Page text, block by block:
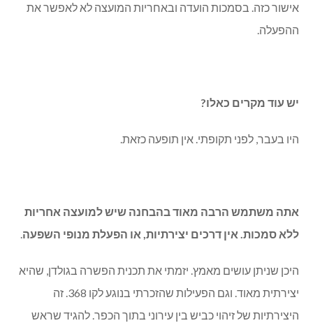
אישור כזה. בסמכות הועדה ובאחריות המועצה לא לאפשר את
ההפעלה.
יש עוד מקרים כאלו?
היו בעבר, לפני תקופתי. אין תופעה כזאת.
אתה משתמש הרבה מאוד בהבחנה שיש למועצה אחריות
ללא סמכות. אין דרכים יצירתיות, או הפעלת מנופי השפעה.
היכן שניתן עושים מאמץ. יזמתי את תכנית הפשרה בגולדן, שהיא
יצירתית מאוד. וגם הפעילות שהזכרתי בנוגע לקו 368. זה
היצירתיות של זיהוי כביש בין עירוני בתוך הכפר. להגיד שראש